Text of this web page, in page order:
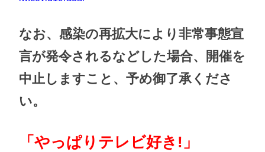
なお、感染の再拡大により非常事態宣
言が発令されるなどした場合、開催を
中止しますこと、予め御了承くださ
い。
「やっぱりテレビ好き!」